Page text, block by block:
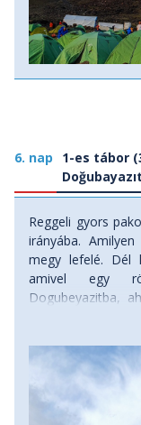
6. nap
1-es tábor
Doğubayazıt
Reggeli gyors
irányába.
megy lefelé. Dél
amivel egy
Dogubeyazitba,
után. A délutáni
legértékesebb
mentén építették
a
napjainkban is az